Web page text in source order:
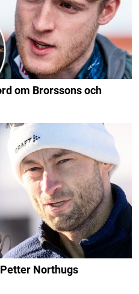
om Brorssons och
Northugs